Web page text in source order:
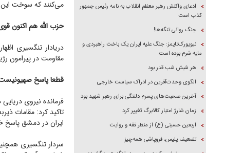
می‌کنند که سوخت این
حزب الله هم اکنون
دریادار تنگسیری
مقاومت در پیرامون
قطعا پاسخ صهیونیست
فرمانده نیروی
تاکید کرد: مقامات
ایران در دمشق پاسخ
سردار تنگسیری
ادعای واکنش رهبر معظم انقلاب به نامه رئیس جمهور
کذب است
جنگ روانی تنگه‌ها!
نیویورک‌تایمز: جنگ علیه ایران یک باخت راهبردی و
مایه شرم بوده است
هر شبش شب قدر بود
الگوی وحدت‌آفرین در ادراک سیاست خارجی
آخرین صحبت‌های پسرم دلتنگی برای رهبر شهید بود
زمان شارژ اعتبار کالابرگ تغییر کرد
اربعین حسینی (ع) از منظر فقه و روایت
تضعیف پلیس، فروپاشی همه‌چیز